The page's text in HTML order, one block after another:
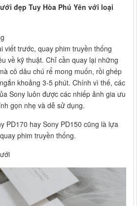
đẹp Tuy Hòa Phú Yên với loại
viết trước, quay phim truyền thống
về kỹ thuật. Chỉ cần quay lại những
cô dâu chú rể mong muốn, rồi ghép
khoảng 3-5 phút. Chính vì thế, các
Sony luôn được các nhiếp ảnh gia ưu
gọn nhẹ và dễ sử dụng.
PD170 hay Sony PD150 cũng là lựa
phim truyền thống.